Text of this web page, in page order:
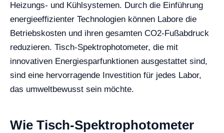
Heizungs- und Kühlsystemen. Durch die Einführung
energieeffizienter Technologien können Labore die
Betriebskosten und ihren gesamten CO2-Fußabdruck
reduzieren. Tisch-Spektrophotometer, die mit
innovativen Energiesparfunktionen ausgestattet sind,
sind eine hervorragende Investition für jedes Labor,
das umweltbewusst sein möchte.
Wie Tisch-Spektrophotometer